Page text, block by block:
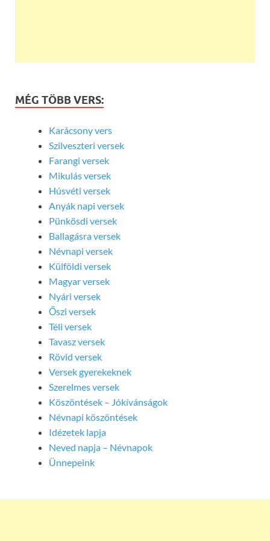
MÉG TÖBB VERS:
Karácsony vers
Szilveszteri versek
Farangi versek
Mikulás versek
Húsvéti versek
Anyák napi versek
Pünkösdi versek
Ballagásra versek
Névnapi versek
Külföldi versek
Magyar versek
Nyári versek
Őszi versek
Téli versek
Tavasz versek
Rövid versek
Versek gyerekeknek
Szerelmes versek
Köszöntések – Jókívánságok
Névnapi köszöntések
Idézetek lapja
Neved napja – Névnapok
Ünnepeink